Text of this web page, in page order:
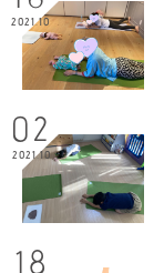
2021.10
02
2021.10